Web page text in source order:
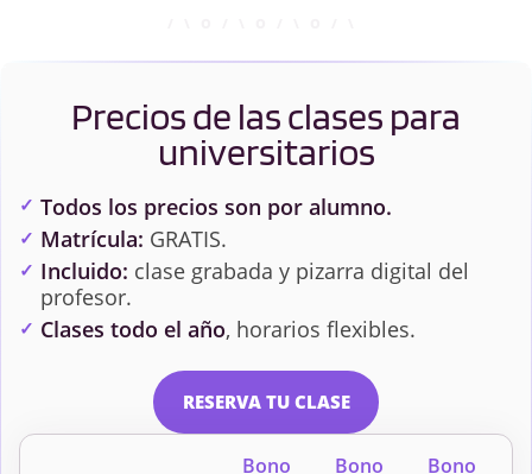
Mecánica Mecánica de Fluidos
Química Sistemas Lineales
Termodinámica
Precios de las clases para
universitarios
Todos los precios son por alumno.
Matrícula: GRATIS.
Incluido: clase grabada y pizarra digital del
profesor.
Clases todo el año, horarios flexibles.
RESERVA TU CLASE
Bono Bono Bono